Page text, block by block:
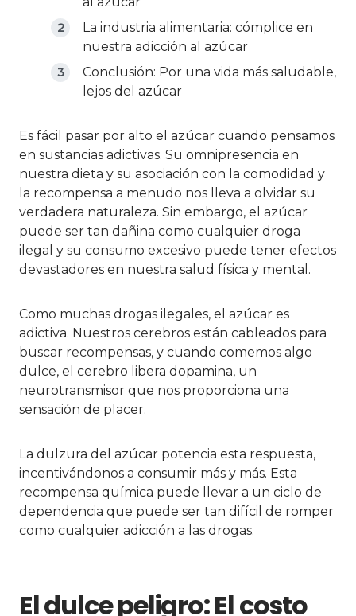
La industria alimentaria: cómplice en
nuestra adicción al azúcar
Conclusión: Por una vida más saludable,
lejos del azúcar
Es fácil pasar por alto el azúcar cuando pensamos
en sustancias adictivas. Su omnipresencia en
nuestra dieta y su asociación con la comodidad y
la recompensa a menudo nos lleva a olvidar su
verdadera naturaleza. Sin embargo, el azúcar
puede ser tan dañina como cualquier droga
ilegal y su consumo excesivo puede tener efectos
devastadores en nuestra salud física y mental.
Como muchas drogas ilegales, el azúcar es
adictiva. Nuestros cerebros están cableados para
buscar recompensas, y cuando comemos algo
dulce, el cerebro libera dopamina, un
neurotransmisor que nos proporciona una
sensación de placer.
La dulzura del azúcar potencia esta respuesta,
incentivándonos a consumir más y más. Esta
recompensa química puede llevar a un ciclo de
dependencia que puede ser tan difícil de romper
como cualquier adicción a las drogas.
El dulce peligro: El costo